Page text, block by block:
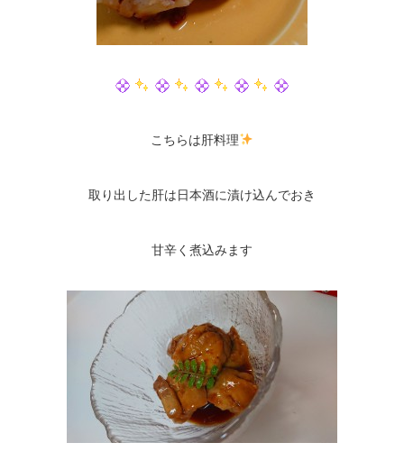
こちらは肝料理
取り出した肝は日本酒に漬け込んでおき
甘辛く煮込みます